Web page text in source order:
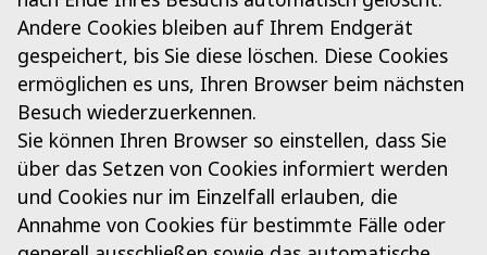
Andere Cookies bleiben auf Ihrem Endgerät
gespeichert, bis Sie diese löschen. Diese Cookies
ermöglichen es uns, Ihren Browser beim nächsten
Besuch wiederzuerkennen.
Sie können Ihren Browser so einstellen, dass Sie
über das Setzen von Cookies informiert werden
und Cookies nur im Einzelfall erlauben, die
Annahme von Cookies für bestimmte Fälle oder